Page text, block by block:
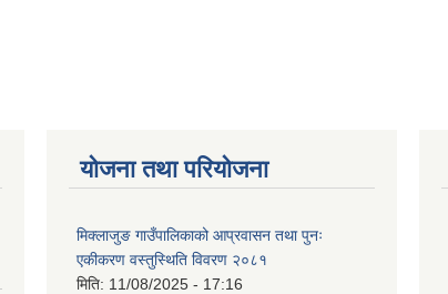
योजना तथा परियोजना
मिक्लाजुङ गाउँपालिकाको आप्रवासन तथा पुनः
एकीकरण वस्तुस्थिति विवरण २०८१
मिति: 11/08/2025 - 17:16